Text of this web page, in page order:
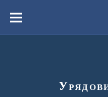
вмістуМеню